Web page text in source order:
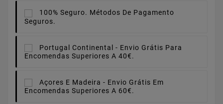
100% Seguro. Métodos De Pagamento
Seguros.
Portugal Continental - Envio Grátis Para
Encomendas Superiores A 40€.
Açores E Madeira - Envio Grátis Em
Encomendas Superiores A 60€.